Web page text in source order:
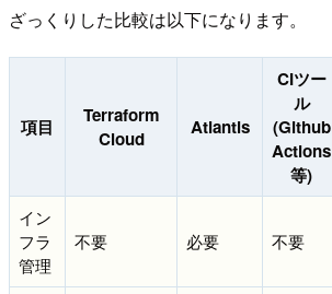
ざっくりした比較は以下になります。
項目
Terraform
Cloud
Atlantis
CIツー
ル
(Github
Actions
等)
イン
フラ
管理
不要 必要 不要